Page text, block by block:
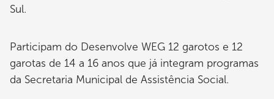
Sul.
Participam do Desenvolve WEG 12 garotos e 12
garotas de 14 a 16 anos que já integram programas
da Secretaria Municipal de Assistência Social.